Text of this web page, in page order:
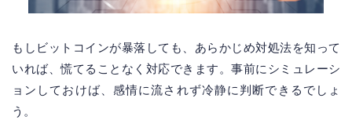
もしビットコインが暴落しても、あらかじめ対処法を知って
いれば、慌てることなく対応できます。事前にシミュレーシ
ョンしておけば、感情に流されず冷静に判断できるでしょ
う。